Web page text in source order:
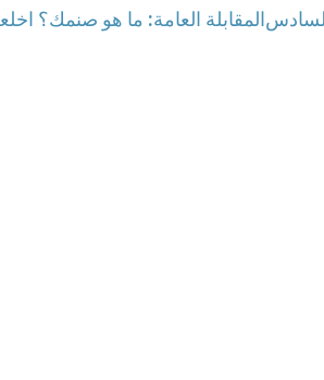
المقابلة العامة: ما هو صنمك؟